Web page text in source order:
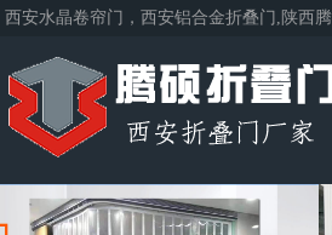
西安水晶卷帘门，西安铝合金折叠门,陕西腾